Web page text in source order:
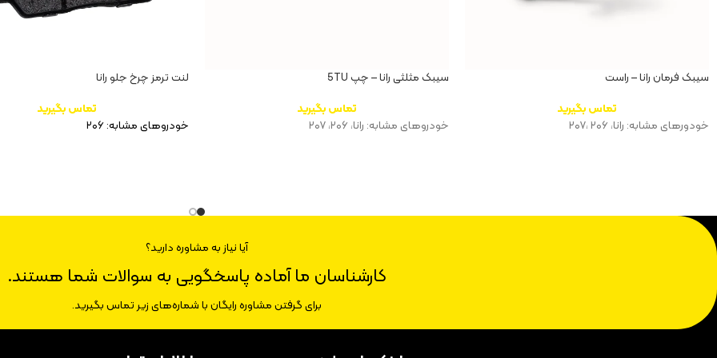
سیبک فرمان رانا – راست
تماس بگیرید
خودورهای مشابه: رانا، ۲۰۶ ،‌۲۰۷
سیبک مثلثی رانا – چپ 5TU
تماس بگیرید
خودروهای مشابه: رانا، ۲۰۶، ۲۰۷
لنت ترمز چرخ جلو رانا
تماس بگیرید
خودروهای مشابه: ۲۰۶
آیا نیاز به مشاوره دارید؟
کارشناسان ما آماده پاسخگویی به سوالات شما هستند.
برای گرفتن مشاوره رایگان با شماره‌های زیر تماس بگیرید.